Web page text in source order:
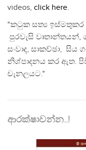
videos, click here.
"කටුක සත්‍ය ඉස්මතුකර
පුරවැසි වෘතාන්තයන්,
සංවාද, සාකච්ඡා,
නිශ්පාදනය කර ඇත.
චැනලයට."
ආරක්ෂාවන්න..!